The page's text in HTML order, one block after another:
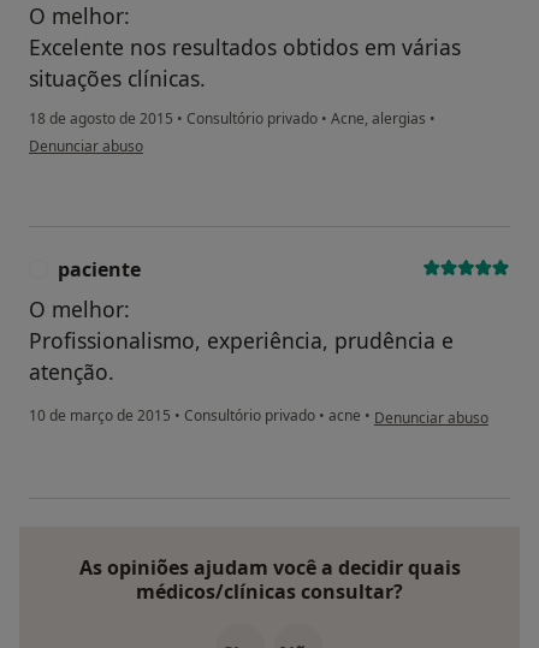
O melhor:
Excelente nos resultados obtidos em várias
situações clínicas.
18 de agosto de 2015 • Consultório privado • Acne, alergias •
na opinião do utilizador Conta eliminada
Denunciar abuso
paciente
O melhor:
Profissionalismo, experiência, prudência e
atenção.
10 de março de 2015 • Consultório privado • acne • na opinião do utilizador
Denunciar abuso
As opiniões ajudam você a decidir quais
médicos/clínicas consultar?